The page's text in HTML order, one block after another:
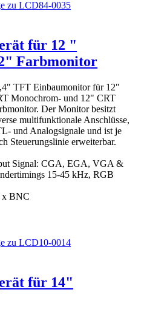
zu LCD84-0035
für 12 "
Farbmonitor
TFT Einbaumonitor für 12"
Monochrom- und 12" CRT
Der Monitor besitzt
multifunktionale Anschlüsse,
und Analogsignale und ist je
Steuerungslinie erweiterbar.
Signal: CGA, EGA, VGA &
15-45 kHz, RGB
x BNC
zu LCD10-0014
für 14"